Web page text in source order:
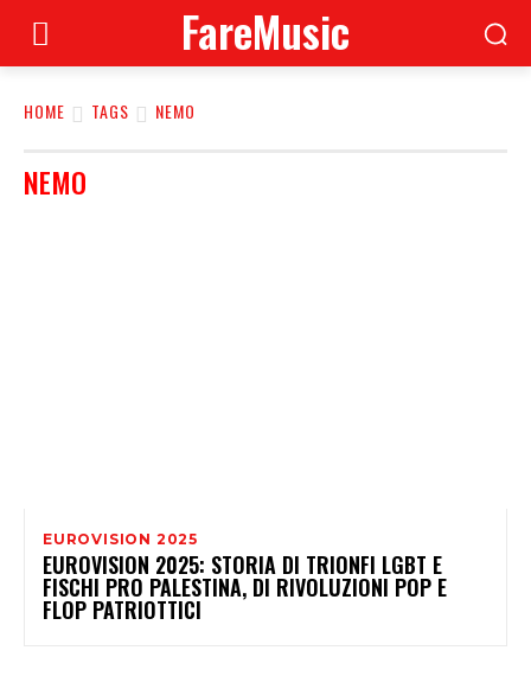
FareMusic
HOME TAGS NEMO
NEMO
EUROVISION 2025
EUROVISION 2025: STORIA DI TRIONFI LGBT E
FISCHI PRO PALESTINA, DI RIVOLUZIONI POP E
FLOP PATRIOTTICI